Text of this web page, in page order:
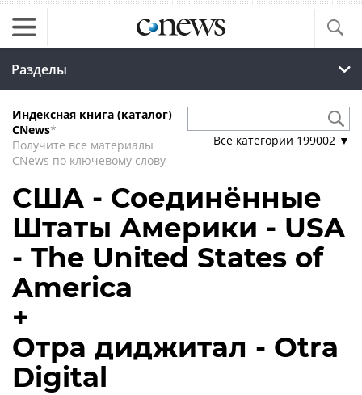
Разделы
Индексная книга (каталог)
CNews*
Получите все материалы
CNews по ключевому слову
Все категории 199002 ▼
США - Соединённые
Штаты Америки - USA
- The United States of
America
+
Отра диджитал - Otra
Digital